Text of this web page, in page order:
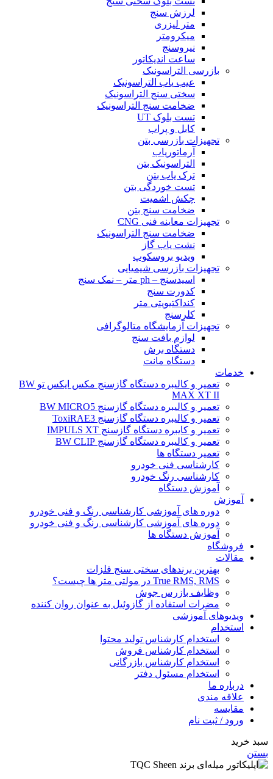
لرزش سنج
متر لیزری
میکرومتر
نیروسنج
ساعت اندیکاتور
بازرسی التراسونیک
عیب یاب التراسونیک
سختی سنج التراسونیک
ضخامت سنج التراسونیک
تست بلوک UT
کابل و پراب
تجهیزات بازرسی بتن
آرماتوریاب
التراسونیک بتن
ترک یاب بتن
تست خوردگی بتن
چکش اشمیت
ضخامت سنج بتن
تجهیزات معاینه فنی CNG
ضخامت سنج التراسونیک
نشت یاب گاز
ویدیو بروسکوپ
تجهیزات بازرسی شیمیایی
اسیدسنج – ph متر – نمک سنج
کدورت سنج
کنداکتیویتی متر
کلرسنج
تجهیزات آزمایشگاه متالوگرافی
لوازم بافت سنج
دستگاه برش
دستگاه مانت
خدمات
تعمیر و کالیبره دستگاه گازسنج مکس ایکس تو BW
MAX XT II
تعمیر و کالیبره دستگاه گازسنج BW MICRO5
تعمیر و کالیبره دستگاه گازسنج ToxiRAE3
تعمیر و کایبره دستگاه گازسنج IMPULS XT
تعمیر و کالیبره دستگاه گازسنج BW CLIP
تعمیر دستگاه ها
کارشناسی فنی خودرو
کارشناسی رنگ خودرو
آموزش دستگاه
آموزش
دوره های آموزشی کارشناسی رنگ و فنی خودرو
دوره های آموزشی کارشناسی رنگ و فنی خودرو
آموزش دستگاه ها
فروشگاه
مقالات
بهترین برندهای سختی سنج فلزات
True RMS, RMS در مولتی متر ها چیست؟
وظایف بازرس جوش
مضرات استفاده از گازوئیل به عنوان روان کننده
ویدیوهای آموزشی
استخدام
استخدام کارشناس تولید محتوا
استخدام کارشناس فروش
استخدام کارشناس بازرگانی
استخدام مسئول دفتر
درباره ما
علاقه مندی
مقایسه
ورود / ثبت نام
سبد خرید
بستن